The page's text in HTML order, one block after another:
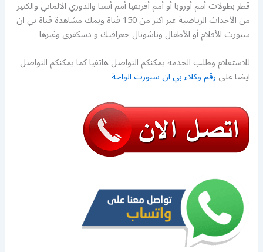
قطر بطولات أمم أوروبا أو أمم أفريقيا أمم أسيا والدوري الالماني والكثير
من الأحداث الرياضية عبر اكثر من 150 قناة ويمك مشاهدة قناة بي ان
سبورت الأفلام أو الأطفال وناشونال جغرافيك و دسكفري وغيرها
للاستعلام وطلب الخدمة يمكنكم التواصل هاتفيا كما يمكنكم التواصل
ايضا علىرقم وكلاء بي ان سبورت الواحة